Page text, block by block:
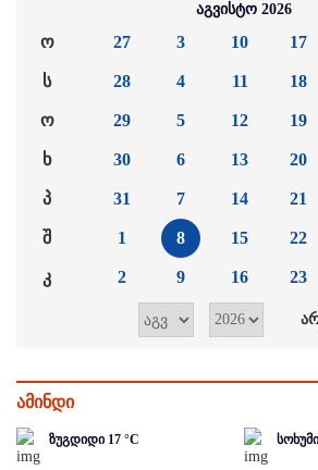
აგვისტო 2026
ო
ს
ო
ხ
პ
შ
კ
27
28
29
30
31
1
2
3
4
5
6
7
8
9
10
11
12
13
14
15
16
17
18
19
20
21
22
23
ამინდი
ზუგდიდი 17 °C სოხუმი